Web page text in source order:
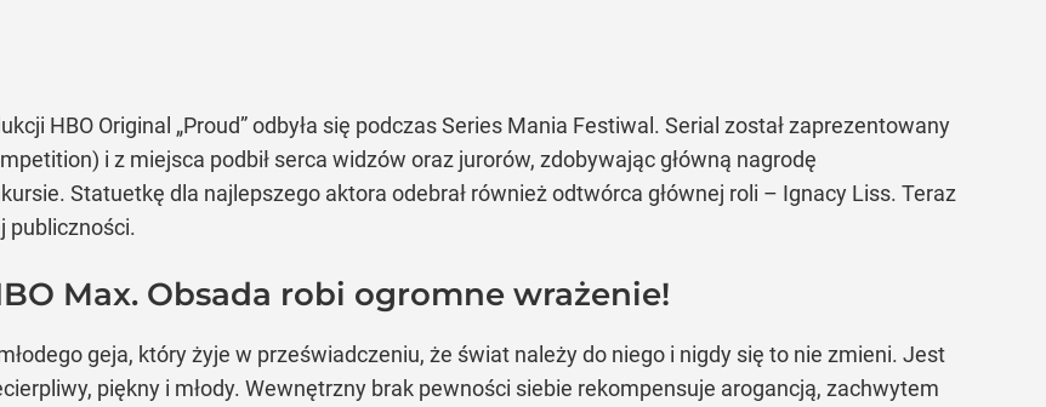
HBO Original „Proud” odbyła się podczas Series Mania Festiwal. Serial został zaprezentowany
i z miejsca podbił serca widzów oraz jurorów, zdobywając główną nagrodę
Statuetkę dla najlepszego aktora odebrał również odtwórca głównej roli – Ignacy Liss. Teraz
publiczności.
Max. Obsada robi ogromne wrażenie!
geja, który żyje w przeświadczeniu, że świat należy do niego i nigdy się to nie zmieni. Jest
piękny i młody. Wewnętrzny brak pewności siebie rekompensuje arogancją, zachwytem